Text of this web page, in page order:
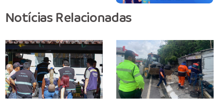
Notícias Relacionadas